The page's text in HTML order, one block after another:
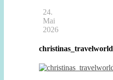
24.
Mai
2026
christinas_travelworld